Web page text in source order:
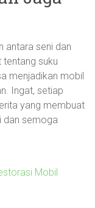
antara seni dan
tentang suku
menjadikan mobil
Ingat, setiap
yang membuat
dan semoga
Mobil